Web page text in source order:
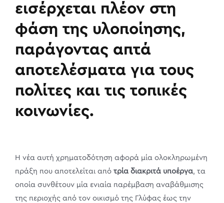
εισέρχεται πλέον στη
φάση της υλοποίησης,
παράγοντας απτά
αποτελέσματα για τους
πολίτες και τις τοπικές
κοινωνίες.
Η νέα αυτή χρηματοδότηση αφορά μία ολοκληρωμένη
πράξη που αποτελείται από τρία διακριτά υποέργα, τα
οποία συνθέτουν μία ενιαία παρέμβαση αναβάθμισης
της περιοχής από τον οικισμό της Γλύφας έως την